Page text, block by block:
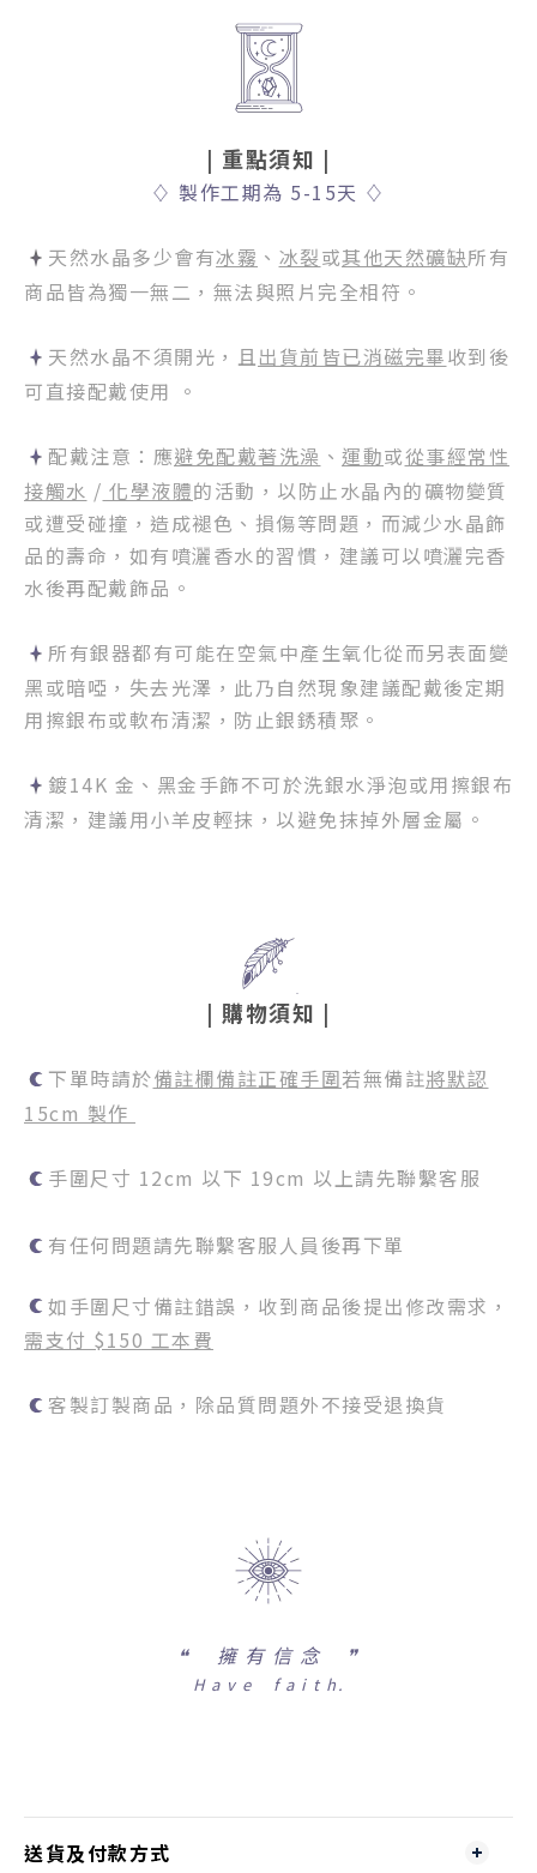
| 重點須知 |
♢ 製作工期為 5-15天 ♢
天然水晶多少會有冰霧 、 冰裂或其他天然礦缺所有
商品皆為獨一無二，無法與照片完全相符。
天然水晶不須開光，且 出貨前皆已消磁完畢收到後
可直接配戴使用 。
配戴注意：應避免配戴著洗澡 、 運動或從事經常性
接觸水 / 化學液體的活動，以防止水晶內的礦物變質
或遭受碰撞，造成褪色、損傷等問題，而減少水晶飾
品的壽命，如有噴灑香水的習慣，建議可以噴灑完香
水後再配戴飾品。
所有銀器都有可能在空氣中產生氧化從而另表面變
黑或暗啞，失去光澤，此乃自然現象建議配戴後定期
用擦銀布或軟布清潔，防止銀銹積聚。
鍍14K 金、黑金手飾不可於洗銀水淨泡或用擦銀布
清潔，建議用小羊皮輕抹，以避免抹掉外層金屬。
| 購物須知 |
下單時請於備註欄備註正確手圍若無備註將默認
15cm 製作
手圍尺寸 12cm 以下 19cm 以上請先聯繫客服
有任何問題請先聯繫客服人員後再下單
如手圍尺寸備註錯誤，收到商品後提出修改需求，
需支付 $150 工本費
客製訂製商品，除品質問題外不接受退換貨
❝ 擁 有 信 念 ❞
H a v e f a i t h.
送貨及付款方式